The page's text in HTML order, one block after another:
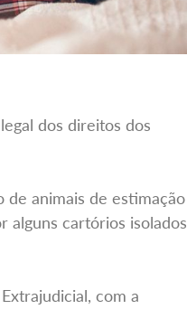
dos direitos dos
de animais de estimação
alguns cartórios isolados
com a